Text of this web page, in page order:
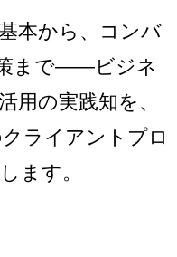
本から、コンバ
まで——ビジネ
用の実践知を、
ライアントプロ
ます。